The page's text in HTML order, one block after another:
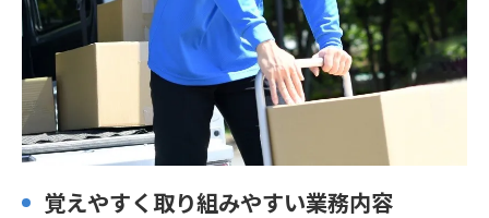
覚えやすく取り組みやすい業務内容